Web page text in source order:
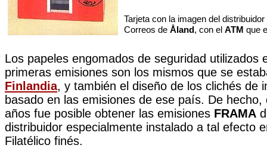
Tarjeta con la imagen del distribuidor
Correos de Åland, con el ATM que
Los papeles engomados de seguridad utilizados
primeras emisiones son los mismos que se
Finlandia, y también el diseño de los clichés de
basado en las emisiones de ese país. De
años fue posible obtener las emisiones FRAMA
distribuidor especialmente instalado a tal efecto
Filatélico finés.